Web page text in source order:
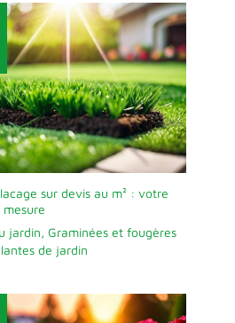
sur devis au m² : votre
jardin, Graminées et fougères
de jardin